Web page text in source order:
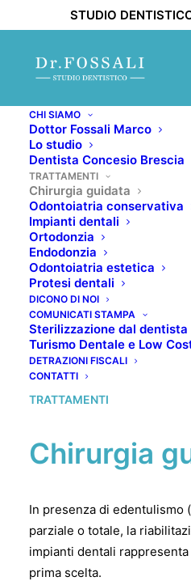
STUDIO
CHI SIAMO
Dottor Fossali Marco
Lo studio
Dentista Concesio Brescia
TRATTAMENTI
Chirurgia guidata
Odontoiatria conservativa
Impianti dentali
Ortodonzia
Endodonzia
Odontoiatria estetica
Protesi dentali
DICONO DI NOI
COMUNICATI STAMPA
Sterilizzazione dal dentista
Turismo Dentale e Low
DETRAZIONI FISCALI
CONTATTI
TRATTAMENTI
Chirurgia
In presenza di edentulismo
parziale o totale, la
impianti dentali
prima scelta.